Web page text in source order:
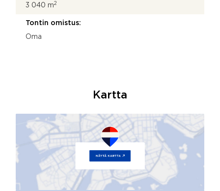
3 040 m2
Tontin omistus:
Oma
Kartta